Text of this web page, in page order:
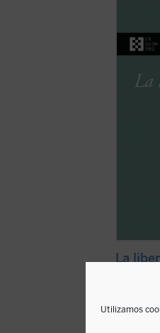
Utilizamos
En este
libertad
La
disponible